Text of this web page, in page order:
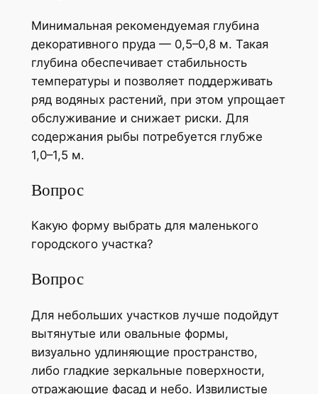
Минимальная рекомендуемая глубина
декоративного пруда — 0,5–0,8 м. Такая
глубина обеспечивает стабильность
температуры и позволяет поддерживать
ряд водяных растений, при этом упрощает
обслуживание и снижает риски. Для
содержания рыбы потребуется глубже
1,0–1,5 м.
Вопрос
Какую форму выбрать для маленького
городского участка?
Вопрос
Для небольших участков лучше подойдут
вытянутые или овальные формы,
визуально удлиняющие пространство,
либо гладкие зеркальные поверхности,
отражающие фасад и небо. Извилистые